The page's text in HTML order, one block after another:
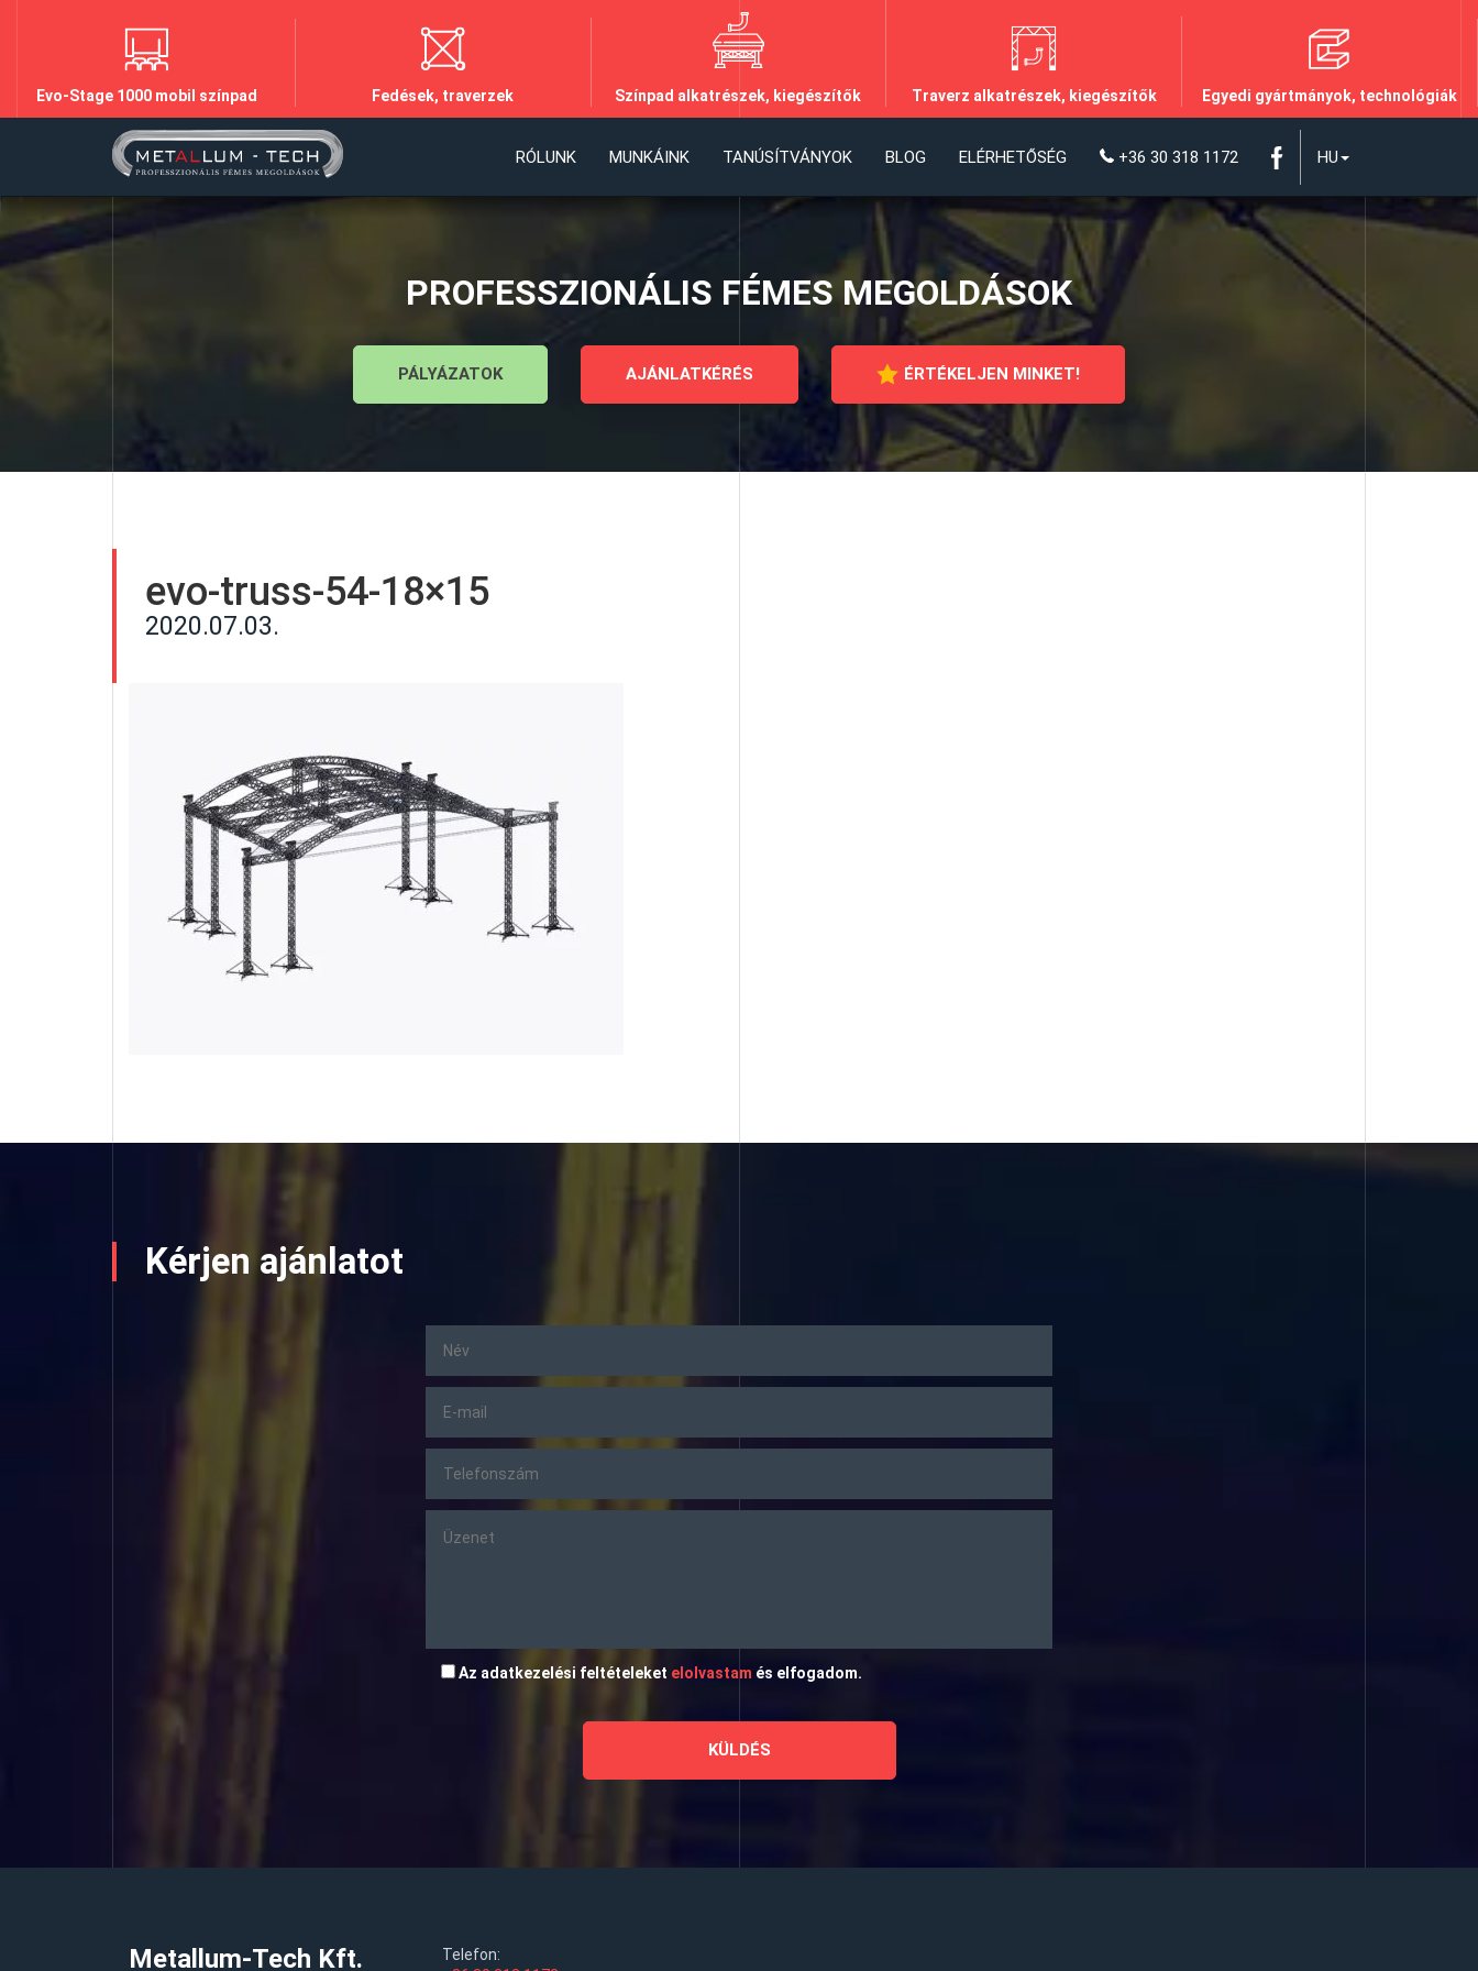
Evo-Stage 1000 mobil színpad Fedések, traverzek Színpad alkatrészek, kiegészítők Traverz alkatrészek, kiegészítők Egyedi gyártmányok, technológiák
RÓLUNK MUNKÁINK TANÚSÍTVÁNYOK BLOG ELÉRHETŐSÉG +36 30 318 1172 HU
PROFESSZIONÁLIS FÉMES MEGOLDÁSOK
PÁLYÁZATOK AJÁNLATKÉRÉS ÉRTÉKELJEN MINKET!
evo-truss-54-18×15
2020.07.03.
Kérjen ajánlatot
Az adatkezelési feltételeket elolvastam és elfogadom.
Metallum-Tech Kft.
Telefon: